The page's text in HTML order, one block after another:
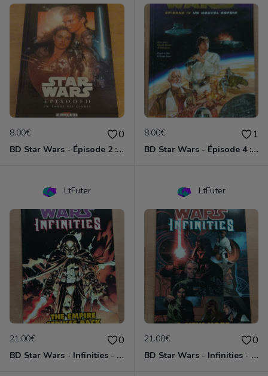
8.00€ 0
BD Star Wars - Épisode 2 : l'attaque des clones
8.00€ 1
BD Star Wars - Épisode 4 : Un nouvel espoir
LtFuter
21.00€ 0
BD Star Wars - Infinities - The Empire Strike Back (VO)
LtFuter
21.00€ 0
BD Star Wars - Infinities - A New Hope (VO)